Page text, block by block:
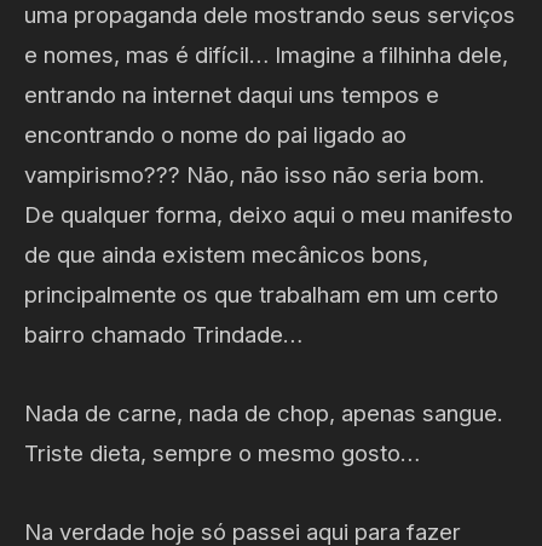
uma propaganda dele mostrando seus serviços
e nomes, mas é difícil… Imagine a filhinha dele,
entrando na internet daqui uns tempos e
encontrando o nome do pai ligado ao
vampirismo??? Não, não isso não seria bom.
De qualquer forma, deixo aqui o meu manifesto
de que ainda existem mecânicos bons,
principalmente os que trabalham em um certo
bairro chamado Trindade…
Nada de carne, nada de chop, apenas sangue.
Triste dieta, sempre o mesmo gosto…
Na verdade hoje só passei aqui para fazer